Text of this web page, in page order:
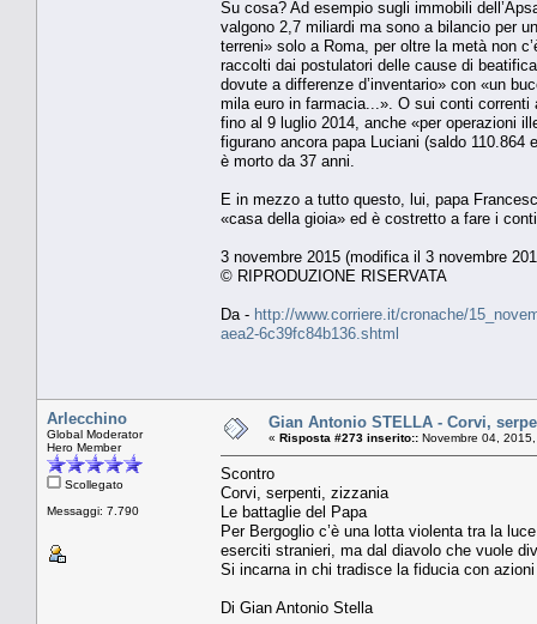
Su cosa? Ad esempio sugli immobili
valgono 2,7 miliardi ma sono a bilancio per
terreni» solo a Roma, per oltre la metà non
raccolti dai postulatori delle cause di
dovute a differenze d’inventario» con «un
mila euro in farmacia...». O sui conti
fino al 9 luglio 2014, anche «per operazioni
figurano ancora papa Luciani (saldo
è morto da 37 anni.
E in mezzo a tutto questo, lui, papa
«casa della gioia» ed è costretto a fare i
3 novembre 2015 (modifica il 3 novembre
© RIPRODUZIONE RISERVATA
Da - http://www.corriere.it/cronache/
aea2-6c39fc84b136.shtml
Arlecchino
Global Moderator
Hero Member
Scollegato
Messaggi: 7.790
Gian Antonio STELLA - Corvi,
« Risposta #273 inserito:: Novembre 04,
Scontro
Corvi, serpenti, zizzania
Le battaglie del Papa
Per Bergoglio c’è una lotta violenta tra la
eserciti stranieri, ma dal diavolo che vuole
Si incarna in chi tradisce la fiducia con
Di Gian Antonio Stella